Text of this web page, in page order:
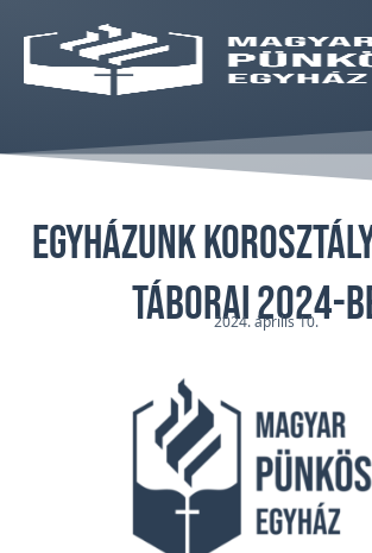
Egyházunk
táborai 2024-
2024. április 10.